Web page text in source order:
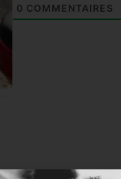
0 COMMENTAIRES